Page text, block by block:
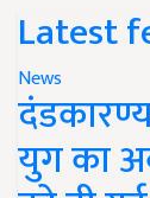
Latest
News
युग का